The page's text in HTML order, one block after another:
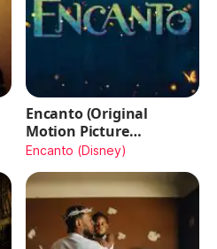
Encanto (Original
Motion Picture
Soundtrack)
Encanto (Disney)